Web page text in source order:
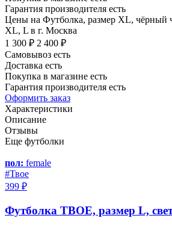
Гарантия производителя есть
Цены на Футболка, размер XL, чёрный
XL, L в г. Москва
1 300 ₽ 2 400 ₽
Самовывоз есть
Доставка есть
Покупка в магазине есть
Гарантия производителя есть
Оформить заказ
Характеристики
Описание
Отзывы
Еще футболки
пол: female
#Твое
399 ₽
Футболка ТВОЕ, размер L,